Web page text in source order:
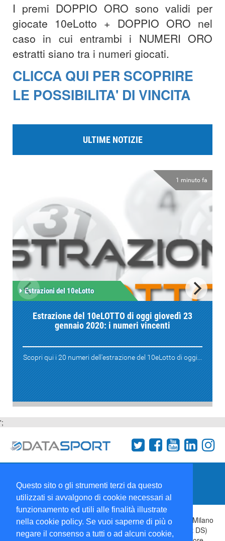
Questo sito o gli strumenti terzi da questo
utilizzati si avvalgono di cookie necessari al
funzionamento ed utili alle finalità illustrate
nella cookie policy. Se vuoi saperne di più o
negare il consenso a tutti o ad alcuni cookie,
I premi DOPPIO ORO sono validi per
giocate 10eLotto + DOPPIO ORO nel
caso in cui entrambi i NUMERI ORO
estratti siano tra i numeri giocati.
CLICCA QUI PER SCOPRIRE
LE POSSIBILITA' DI VINCITA
ULTIME NOTIZIE
1 minuto fa
Estrazioni del 10eLotto
Estrazione del 10eLOTTO di oggi giovedì 23
gennaio 2020: i numeri vincenti
Scopri qui i 20 numeri dell'estrazione del 10eLotto di oggi...
';
Collabora con noi
Copyright 1995-2026 © Wise Srl Via Palmanova 8 20132 Milano
Italia - P. IVA 09072090963 | ISSN: 2499-2925 (DataSport DS)